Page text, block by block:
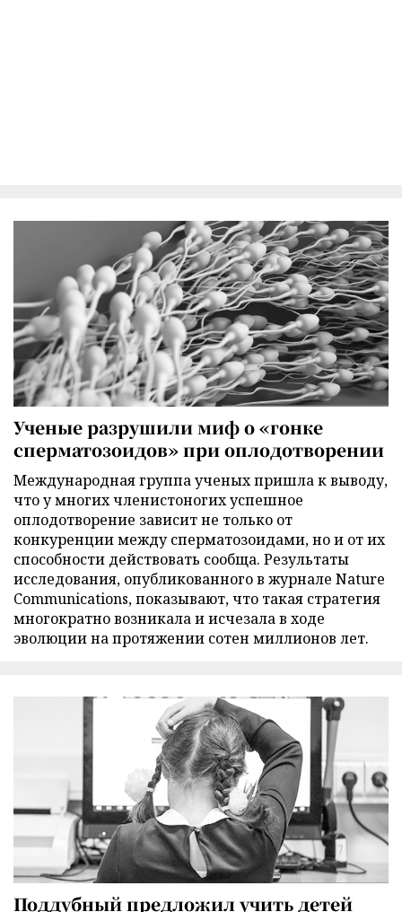
Ученые разрушили миф о «гонке
сперматозоидов» при оплодотворении
Международная группа ученых пришла к выводу,
что у многих членистоногих успешное
оплодотворение зависит не только от
конкуренции между сперматозоидами, но и от их
способности действовать сообща. Результаты
исследования, опубликованного в журнале Nature
Communications, показывают, что такая стратегия
многократно возникала и исчезала в ходе
эволюции на протяжении сотен миллионов лет.
Поддубный предложил учить детей